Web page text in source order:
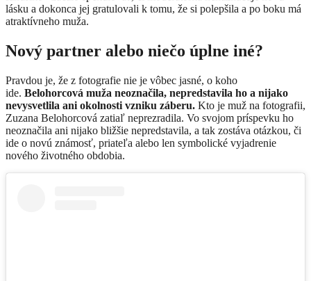
lásku a dokonca jej gratulovali k tomu, že si polepšila a po boku má
atraktívneho muža.
Nový partner alebo niečo úplne iné?
Pravdou je, že z fotografie nie je vôbec jasné, o koho
ide. Belohorcová muža neoznačila, nepredstavila ho a nijako
nevysvetlila ani okolnosti vzniku záberu. Kto je muž na fotografii,
Zuzana Belohorcová zatiaľ neprezradila. Vo svojom príspevku ho
neoznačila ani nijako bližšie nepredstavila, a tak zostáva otázkou, či
ide o novú známosť, priateľa alebo len symbolické vyjadrenie
nového životného obdobia.